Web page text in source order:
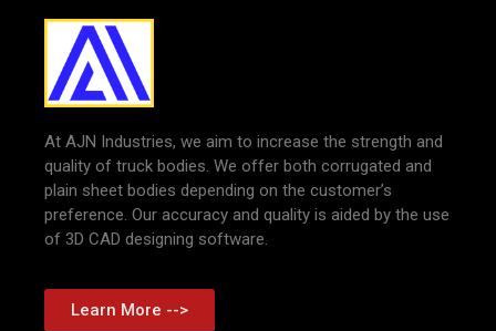
At AJN Industries, we aim to increase the strength and
quality of truck bodies. We offer both corrugated and
plain sheet bodies depending on the customer’s
preference. Our accuracy and quality is aided by the use
of 3D CAD designing software.
Learn More -->